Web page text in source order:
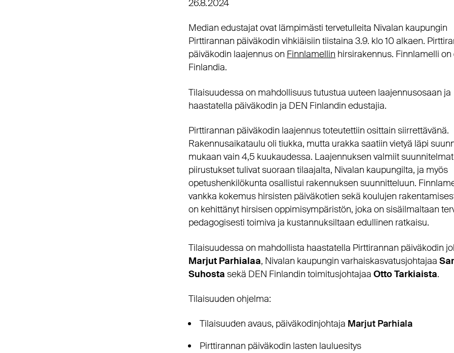
26.8.2024
Median edustajat ovat lämpimästi tervetulleita Nivalan kaupungin
Pirttirannan päiväkodin vihkiäisiin tiistaina 3.9. klo 10 alkaen.
päiväkodin laajennus on Finnlamellin hirsirakennus. Finnlamelli on
Finlandia.
Tilaisuudessa on mahdollisuus tutustua uuteen laajennusosaan ja
haastatella päiväkodin ja DEN Finlandin edustajia.
Pirttirannan päiväkodin laajennus toteutettiin osittain siirrettävänä.
Rakennusaikataulu oli tiukka, mutta urakka saatiin vietyä läpi
mukaan vain 4,5 kuukaudessa. Laajennuksen valmiit
piirustukset tulivat suoraan tilaajalta, Nivalan kaupungilta, ja myös
opetushenkilökunta osallistui rakennuksen suunnitteluun.
vankka kokemus hirsisten päiväkotien sekä koulujen
on kehittänyt hirsisen oppimisympäristön, joka on sisäilmaltaan
pedagogisesti toimiva ja kustannuksiltaan edullinen ratkaisu.
Tilaisuudessa on mahdollista haastatella Pirttirannan päiväkodin
Marjut Parhialaa, Nivalan kaupungin varhaiskasvatusjohtajaa
Suhosta sekä DEN Finlandin toimitusjohtajaa Otto Tarkiaista.
Tilaisuuden ohjelma:
Tilaisuuden avaus, päiväkodinjohtaja Marjut Parhiala
Pirttirannan päiväkodin lasten lauluesitys